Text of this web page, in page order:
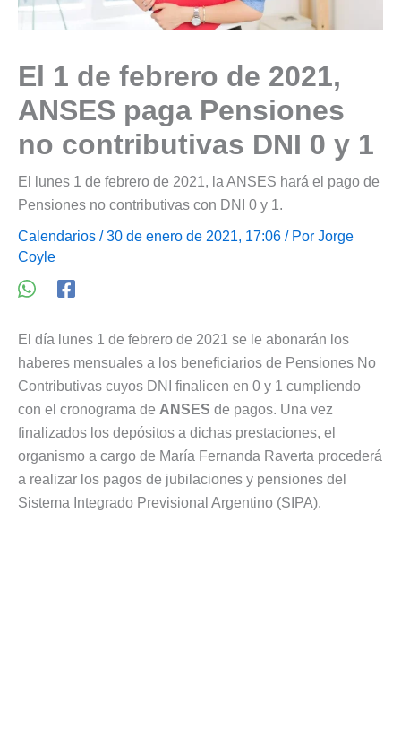
El 1 de febrero de 2021,
ANSES paga Pensiones
no contributivas DNI 0 y 1
El lunes 1 de febrero de 2021, la ANSES hará el pago de
Pensiones no contributivas con DNI 0 y 1.
Calendarios / 30 de enero de 2021, 17:06 / Por Jorge
Coyle
El día lunes 1 de febrero de 2021 se le abonarán los
haberes mensuales a los beneficiarios de Pensiones No
Contributivas cuyos DNI finalicen en 0 y 1 cumpliendo
con el cronograma de ANSES de pagos. Una vez
finalizados los depósitos a dichas prestaciones, el
organismo a cargo de María Fernanda Raverta procederá
a realizar los pagos de jubilaciones y pensiones del
Sistema Integrado Previsional Argentino (SIPA).